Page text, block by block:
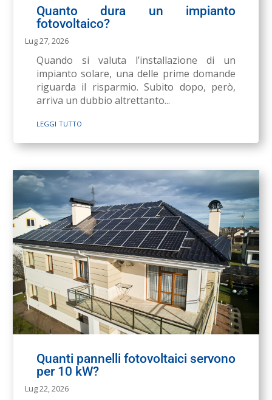
Quanto dura un impianto
fotovoltaico?
Lug 27, 2026
Quando si valuta l’installazione di un
impianto solare, una delle prime domande
riguarda il risparmio. Subito dopo, però,
arriva un dubbio altrettanto...
leggi tutto
Quanti pannelli fotovoltaici servono
per 10 kW?
Lug 22, 2026